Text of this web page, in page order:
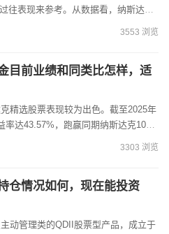
往表现来参考。从数据看，纳斯达克
3553 浏览
目前业绩和同类比怎样，适
率达43.57%，跑赢同期纳斯达克100
3月2日...
3303 浏览
仓情况如何，现在能投资